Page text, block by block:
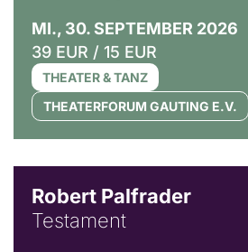
MI., 30. SEPTEMBER 2026
39 EUR / 15 EUR
THEATER & TANZ
THEATERFORUM GAUTING E.V.
Robert Palfrader
Testament